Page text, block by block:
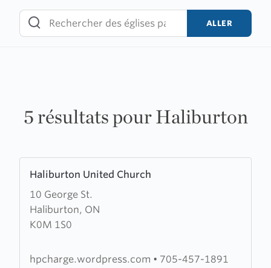
content
ALLER
5 résultats pour Haliburton
Haliburton United Church
10 George St.
Haliburton, ON
K0M 1S0
more
about
Haliburton
United
hpcharge.wordpress.com • 705-457-1891